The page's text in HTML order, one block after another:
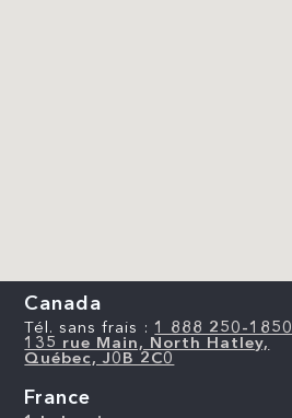
Canada
Tél. sans frais : 1 888 250-1850
135 rue Main, North Hatley,
Québec, J0B 2C0
France